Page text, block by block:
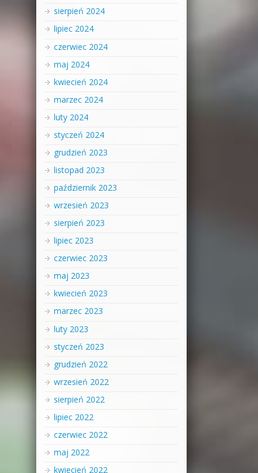
sierpień 2024
lipiec 2024
czerwiec 2024
maj 2024
kwiecień 2024
marzec 2024
luty 2024
styczeń 2024
grudzień 2023
listopad 2023
październik 2023
wrzesień 2023
sierpień 2023
lipiec 2023
czerwiec 2023
maj 2023
kwiecień 2023
marzec 2023
luty 2023
styczeń 2023
grudzień 2022
wrzesień 2022
sierpień 2022
lipiec 2022
czerwiec 2022
maj 2022
kwiecień 2022